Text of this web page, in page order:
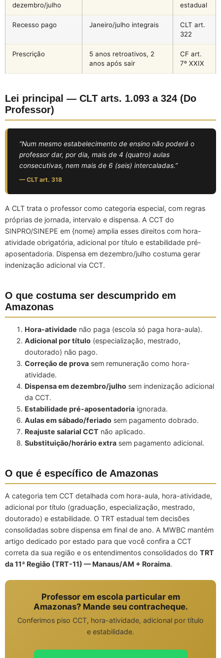
dezembro/julho
estadual
Recesso pago Janeiro/julho integrais
CLT art.
322
Prescrição
5 anos retroativos, 2
anos após sair
CF art.
7º XXIX
Lei principal — CLT arts. 1.093 a 324 (Do
Professor)
“Num mesmo estabelecimento de ensino não poderá o
professor dar, por dia, mais de 4 (quatro) aulas
consecutivas, nem mais de 6 (seis) intercaladas.”
— CLT art. 318
A CLT trata o professor como categoria especial, com regras
próprias de jornada, intervalo e dispensa. A CCT do
SINPRO/SINEPE em {nome} amplia esses direitos com hora-
atividade obrigatória, adicional por título e estabilidade pré-
aposentadoria. Dispensa em dezembro/julho costuma gerar
indenização adicional via CCT.
O que costuma ser descumprido em
Amazonas
Hora-atividade não paga (escola só paga hora-aula).
Adicional por título (especialização, mestrado,
doutorado) não pago.
Correção de prova sem remuneração como hora-
atividade.
Dispensa em dezembro/julho sem indenização adicional
da CCT.
Estabilidade pré-aposentadoria ignorada.
Aulas em sábado/feriado sem pagamento dobrado.
Reajuste salarial CCT não aplicado.
Substituição/horário extra sem pagamento adicional.
O que é específico de Amazonas
A categoria tem CCT detalhada com hora-aula, hora-atividade,
adicional por título (graduação, especialização, mestrado,
doutorado) e estabilidade. O TRT estadual tem decisões
consolidadas sobre dispensa em final de ano. A MWBC mantém
artigo dedicado por estado para que você confira a CCT
correta da sua região e os entendimentos consolidados do TRT
da 11ª Região (TRT-11) — Manaus/AM + Roraima.
Professor em escola particular em
Amazonas? Mande seu contracheque.
Conferimos piso CCT, hora-atividade, adicional por título
e estabilidade.